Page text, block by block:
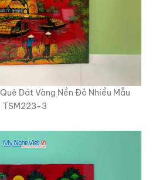
Dát Vàng Nền Đỏ Nhiều Mẫu
TSM223-3